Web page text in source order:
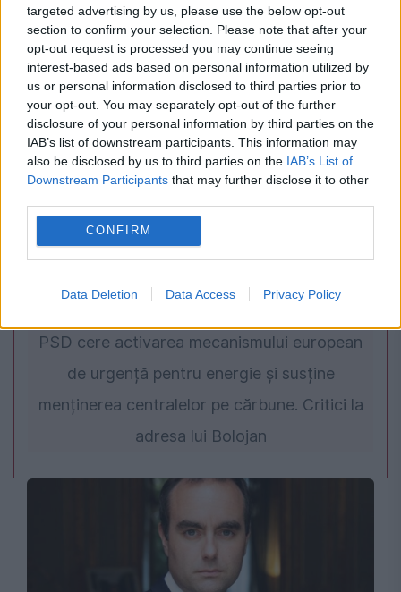
targeted advertising by us, please use the below opt-out
section to confirm your selection. Please note that after your
opt-out request is processed you may continue seeing
interest-based ads based on personal information utilized by
us or personal information disclosed to third parties prior to
your opt-out. You may separately opt-out of the further
disclosure of your personal information by third parties on the
IAB’s list of downstream participants. This information may
also be disclosed by us to third parties on the IAB’s List of
Downstream Participants that may further disclose it to other
CONFIRM
Data Deletion Data Access Privacy Policy
Misiune de salvare neobișnuită în timpul
incendiilor din Franța. Un motan dispărut de
aproape două decenii și-a regăsit stăpâna
POLITICA
PSD cere activarea mecanismului european
de urgență pentru energie și susține
menținerea centralelor pe cărbune. Critici la
adresa lui Bolojan